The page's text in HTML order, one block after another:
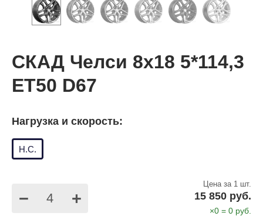
СКАД Челси 8x18 5*114,3
ET50 D67
Нагрузка и скорость:
Н.С.
− +
Цена за 1 шт.
15 850 руб.
×0 = 0 руб.